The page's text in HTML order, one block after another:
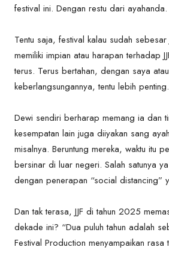
festival ini. Dengan restu dari ayahanda.
Tentu saja, festival kalau sudah sebesar
memiliki impian atau harapan terhadap
terus. Terus bertahan, dengan saya
keberlangsungannya, tentu lebih
Dewi sendiri berharap memang ia dan
kesempatan lain juga diiyakan sang
misalnya. Beruntung mereka, waktu itu
bersinar di luar negeri. Salah satunya
dengan penerapan “social distancing”
Dan tak terasa, JJF di tahun 2025
dekade ini? “Dua puluh tahun adalah
Festival Production menyampaikan